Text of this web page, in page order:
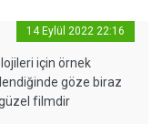
14 Eylül 2022 22:16
için örnek
göze biraz
filmdir